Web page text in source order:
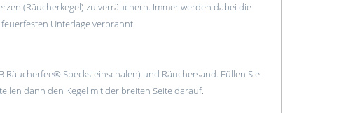
(Räucherkegel) zu verräuchern. Immer werden dabei die
Unterlage verbrannt.
Räucherfee® Specksteinschalen) und Räuchersand. Füllen Sie
dann den Kegel mit der breiten Seite darauf.